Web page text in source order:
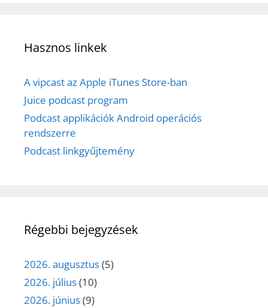
Hasznos linkek
A vipcast az Apple iTunes Store-ban
Juice podcast program
Podcast applikációk Android operációs
rendszerre
Podcast linkgyűjtemény
Régebbi bejegyzések
2026. augusztus(5)
2026. július(10)
2026. június(9)